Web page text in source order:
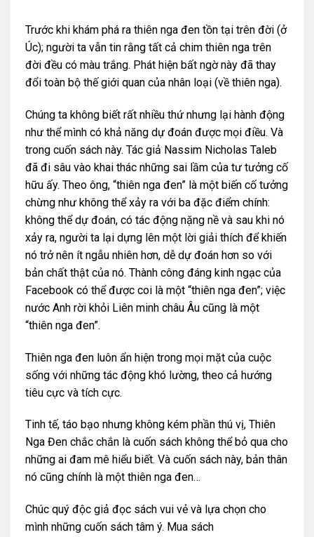
Trước khi khám phá ra thiên nga đen tồn tại trên đời (ở
Úc); người ta vẫn tin rằng tất cả chim thiên nga trên
đời đều có màu trắng. Phát hiện bất ngờ này đã thay
đổi toàn bộ thế giới quan của nhân loại (về thiên nga).
Chúng ta không biết rất nhiều thứ nhưng lại hành động
như thể mình có khả năng dự đoán được mọi điều. Và
trong cuốn sách này. Tác giả Nassim Nicholas Taleb
đã đi sâu vào khai thác những sai lầm của tư tưởng cố
hữu ấy. Theo ông, “thiên nga đen” là một biến cố tưởng
chừng như không thể xảy ra với ba đặc điểm chính:
không thể dự đoán, có tác động nặng nề và sau khi nó
xảy ra, người ta lại dựng lên một lời giải thích để khiến
nó trở nên ít ngẫu nhiên hơn, dễ dự đoán hơn so với
bản chất thật của nó. Thành công đáng kinh ngạc của
Facebook có thể được coi là một “thiên nga đen”; việc
nước Anh rời khỏi Liên minh châu Âu cũng là một
“thiên nga đen”.
Thiên nga đen luôn ẩn hiện trong mọi mặt của cuộc
sống với những tác động khó lường, theo cả hướng
tiêu cực và tích cực.
Tinh tế, táo bạo nhưng không kém phần thú vị, Thiên
Nga Đen chắc chắn là cuốn sách không thể bỏ qua cho
những ai đam mê hiểu biết. Và cuốn sách này, bản thân
nó cũng chính là một thiên nga đen…
Chúc quý độc giả đọc sách vui vẻ và lựa chọn cho
mình những cuốn sách tâm ý. Mua sách